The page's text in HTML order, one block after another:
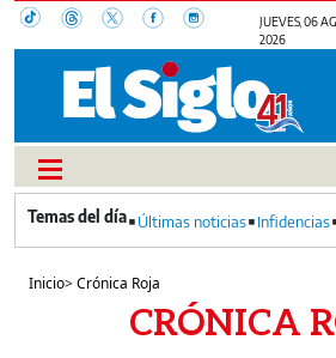
JUEVES, 06
2026
Últimas noticias Infidencias
Inicio>Crónica Roja
CRÓNICA